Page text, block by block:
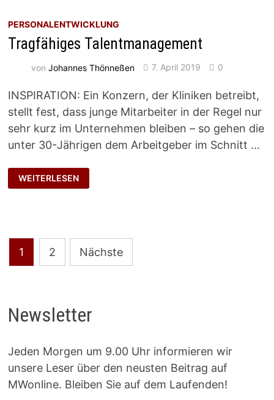
PERSONALENTWICKLUNG
Tragfähiges Talentmanagement
vonJohannes Thönneßen 7. April 2019 0
INSPIRATION: Ein Konzern, der Kliniken betreibt,
stellt fest, dass junge Mitarbeiter in der Regel nur
sehr kurz im Unternehmen bleiben – so gehen die
unter 30-Jährigen dem Arbeitgeber im Schnitt …
TRAGFÄHIGES
TALENTMANAGEMENT
WEITERLESEN
Seitennummerierung
der
1 2 Nächste
Newsletter
Jeden Morgen um 9.00 Uhr informieren wir
unsere Leser über den neusten Beitrag auf
MWonline. Bleiben Sie auf dem Laufenden!